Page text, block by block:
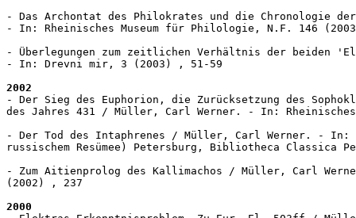
- Das Archontat des Philokrates und die Chronologie
- In: Rheinisches Museum für Philologie, N.F. 146
- Überlegungen zum zeitlichen Verhältnis der beiden
- In: Drevni mir, 3 (2003) , 51-59
2002
- Der Sieg des Euphorion, die Zurücksetzung des
des Jahres 431 / Müller, Carl Werner. - In:
- Der Tod des Intaphrenes / Müller, Carl Werner. - In:
russischem Resümee) Petersburg, Bibliotheca Classica
- Zum Aitienprolog des Kallimachos / Müller, Carl
(2002) , 237
2000